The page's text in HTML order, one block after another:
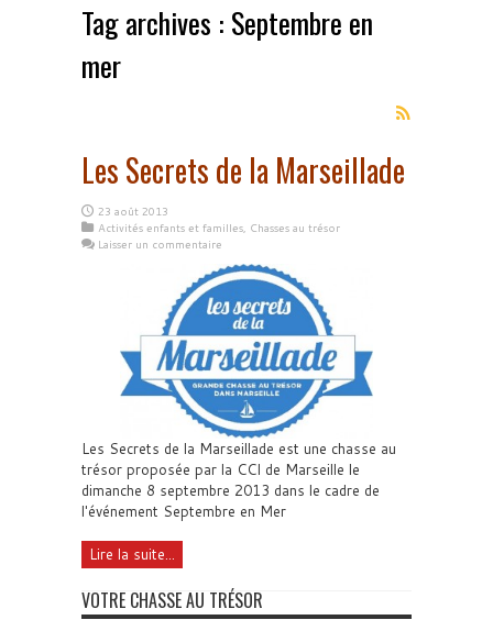
Tag archives : Septembre en
mer
Les Secrets de la Marseillade
23 août 2013
Activités enfants et familles, Chasses au trésor
Laisser un commentaire
Les Secrets de la Marseillade est une chasse au
trésor proposée par la CCI de Marseille le
dimanche 8 septembre 2013 dans le cadre de
l'événement Septembre en Mer
Lire la suite...
VOTRE CHASSE AU TRÉSOR